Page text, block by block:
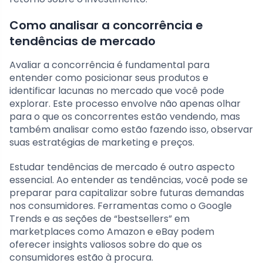
Como analisar a concorrência e
tendências de mercado
Avaliar a concorrência é fundamental para
entender como posicionar seus produtos e
identificar lacunas no mercado que você pode
explorar. Este processo envolve não apenas olhar
para o que os concorrentes estão vendendo, mas
também analisar como estão fazendo isso, observar
suas estratégias de marketing e preços.
Estudar tendências de mercado é outro aspecto
essencial. Ao entender as tendências, você pode se
preparar para capitalizar sobre futuras demandas
nos consumidores. Ferramentas como o Google
Trends e as seções de “bestsellers” em
marketplaces como Amazon e eBay podem
oferecer insights valiosos sobre do que os
consumidores estão à procura.